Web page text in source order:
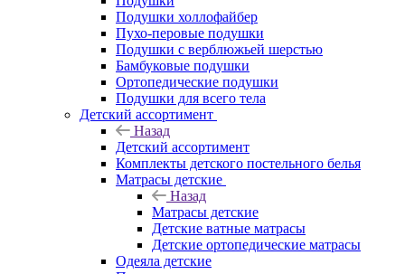
Подушки холлофайбер
Пухо-перовые подушки
Подушки с верблюжьей шерстью
Бамбуковые подушки
Ортопедические подушки
Подушки для всего тела
Детский ассортимент
Назад
Детский ассортимент
Комплекты детского постельного белья
Матрасы детские
Назад
Матрасы детские
Детские ватные матрасы
Детские ортопедические матрасы
Одеяла детские